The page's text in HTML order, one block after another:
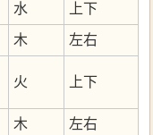
水 上下
木 左右
火 上下
木 左右